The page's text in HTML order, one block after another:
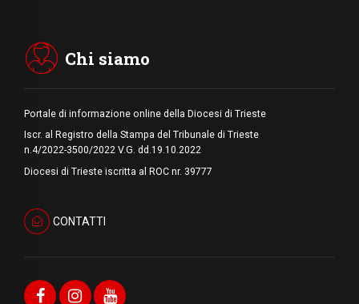
Chi siamo
Portale di informazione online della Diocesi di Trieste
Iscr. al Registro della Stampa del Tribunale di Trieste
n.4/2022-3500/2022 V.G. dd.19.10.2022
Diocesi di Trieste iscritta al ROC nr. 39777
CONTATTI